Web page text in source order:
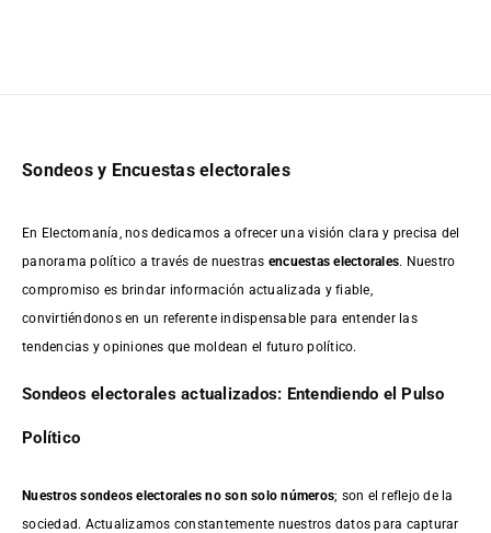
Sondeos y Encuestas electorales
En Electomanía, nos dedicamos a ofrecer una visión clara y precisa del
panorama político a través de nuestras encuestas electorales. Nuestro
compromiso es brindar información actualizada y fiable,
convirtiéndonos en un referente indispensable para entender las
tendencias y opiniones que moldean el futuro político.
Sondeos electorales actualizados: Entendiendo el Pulso
Político
Nuestros sondeos electorales no son solo números; son el reflejo de la
sociedad. Actualizamos constantemente nuestros datos para capturar